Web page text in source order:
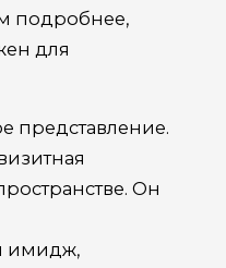
подробнее,
для
представление.
Он
имидж,